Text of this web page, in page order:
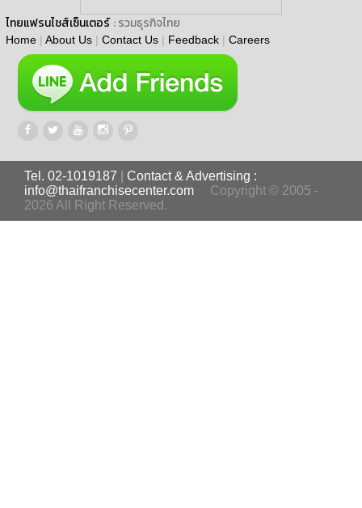
ไทยแฟรนไชส์เซ็นเตอร์ : รวมธุรกิจไทย
Home | About Us | Contact Us | Feedback | Careers
Tel. 02-1019187
Contact & Advertising :
info@thaifranchisecenter.com
Copyright © 2005 -
2026 All Right Reserved.